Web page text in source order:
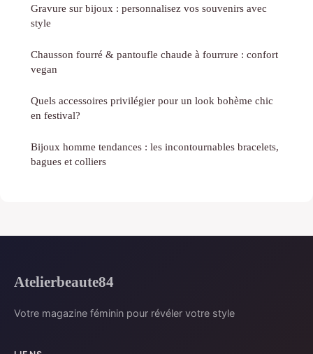
Gravure sur bijoux : personnalisez vos souvenirs avec
style
Chausson fourré & pantoufle chaude à fourrure : confort
vegan
Quels accessoires privilégier pour un look bohème chic
en festival?
Bijoux homme tendances : les incontournables bracelets,
bagues et colliers
Atelierbeaute84
Votre magazine féminin pour révéler votre style